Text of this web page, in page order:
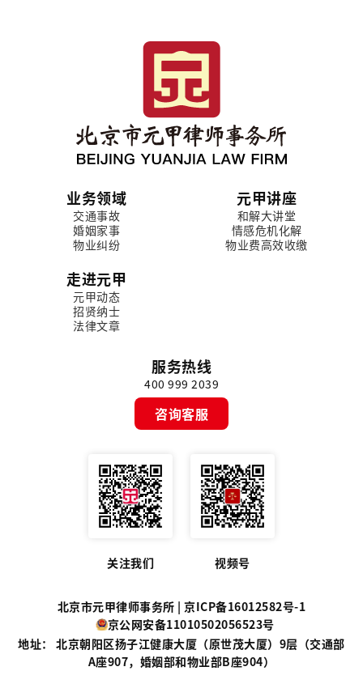
业务领域
交通事故
婚姻家事
物业纠纷
元甲讲座
和解大讲堂
情感危机化解
物业费高效收缴
走进元甲
元甲动态
招贤纳士
法律文章
服务热线
400 999 2039
咨询客服
关注我们 视频号
北京市元甲律师事务所 |京ICP备16012582号-1
京公网安备11010502056523号
地址： 北京朝阳区扬子江健康大厦（原世茂大厦）9层（交通部
A座907，婚姻部和物业部B座904）